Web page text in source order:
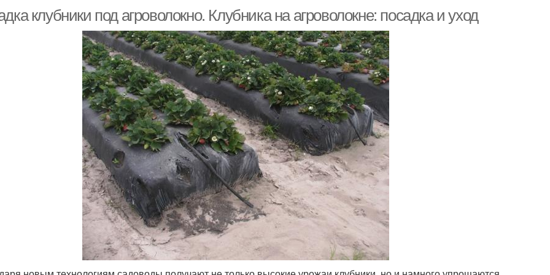
клубники под агроволокно. Клубника на агроволокне: посадка и уход